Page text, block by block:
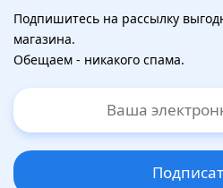
Подпишитесь на рассылку
магазина.
Обещаем - никакого спама.